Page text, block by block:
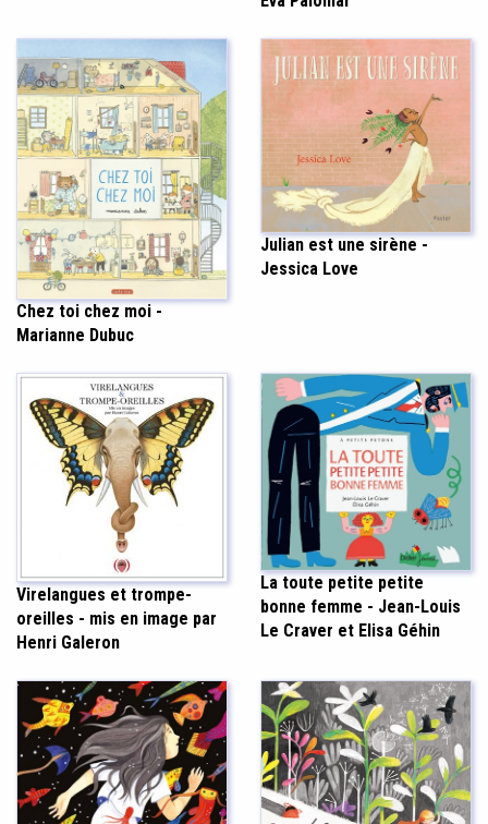
Chez toi chez moi -
Marianne Dubuc
Julian est une sirène -
Jessica Love
Virelangues et trompe-
oreilles - mis en image par
Henri Galeron
La toute petite petite
bonne femme - Jean-Louis
Le Craver et Elisa Géhin